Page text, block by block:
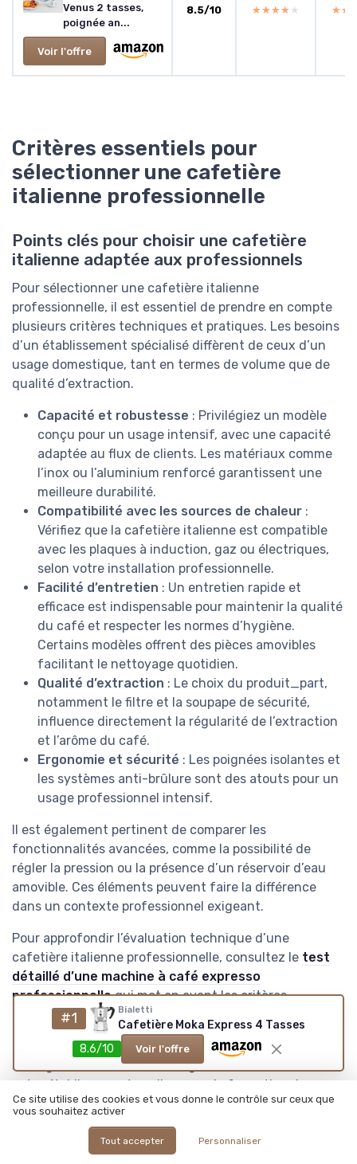
Venus 2 tasses,
poignée an...
Voir l'offre
8.5/10 ★★★★★
★★★★★
Critères essentiels pour
sélectionner une cafetière
italienne professionnelle
Points clés pour choisir une cafetière
italienne adaptée aux professionnels
Pour sélectionner une cafetière italienne
professionnelle, il est essentiel de prendre en compte
plusieurs critères techniques et pratiques. Les besoins
d’un établissement spécialisé diffèrent de ceux d’un
usage domestique, tant en termes de volume que de
qualité d’extraction.
Capacité et robustesse : Privilégiez un modèle
conçu pour un usage intensif, avec une capacité
adaptée au flux de clients. Les matériaux comme
l’inox ou l’aluminium renforcé garantissent une
meilleure durabilité.
Compatibilité avec les sources de chaleur :
Vérifiez que la cafetière italienne est compatible
avec les plaques à induction, gaz ou électriques,
selon votre installation professionnelle.
Facilité d’entretien : Un entretien rapide et
efficace est indispensable pour maintenir la qualité
du café et respecter les normes d’hygiène.
Certains modèles offrent des pièces amovibles
facilitant le nettoyage quotidien.
Qualité d’extraction : Le choix du produit_part,
notamment le filtre et la soupape de sécurité,
influence directement la régularité de l’extraction
et l’arôme du café.
Ergonomie et sécurité : Les poignées isolantes et
les systèmes anti-brûlure sont des atouts pour un
usage professionnel intensif.
Il est également pertinent de comparer les
fonctionnalités avancées, comme la possibilité de
régler la pression ou la présence d’un réservoir d’eau
amovible. Ces éléments peuvent faire la différence
dans un contexte professionnel exigeant.
Pour approfondir l’évaluation technique d’une
cafetière italienne professionnelle, consultez le test
détaillé d’une machine à café expresso
professionnellequi met en avant les critères
essentiels à considérer.
Enfin, gardez à l’esprit que le choix de la cafetière doit
s’intégrer dans une réflexion globale sur l’offre café de
votre établissement, en lien avec la formation du
personnel et l’optimisation de l’utilisation au quotidien.
Les avantages de la cafetière
#1 Bialetti
Cafetière Moka Express 4 Tasses
8.6/10
Voir l'offre
Ce site utilise des cookies et vous donne le contrôle sur ceux que
vous souhaitez activer
Tout accepter Personnaliser